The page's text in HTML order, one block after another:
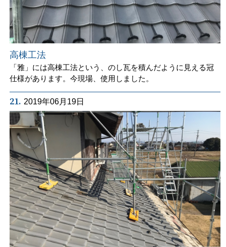
高棟工法
「雅」には高棟工法という、のし瓦を積んだように見える冠
仕様があります。今現場、使用しました。
21. 2019年06月19日